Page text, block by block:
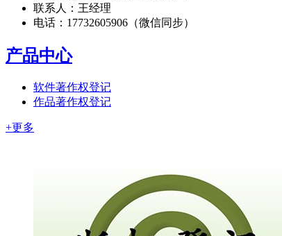
联系人：王经理
电话：17732605906（微信同步）
产品中心
软件著作权登记
作品著作权登记
+更多